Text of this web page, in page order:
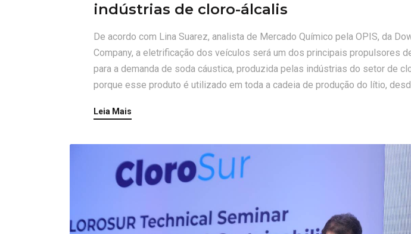
indústrias de cloro-álcalis
De acordo com Lina Suarez, analista de Mercado Químico pela OPIS, da
Company, a eletrificação dos veículos será um dos principais propulsores
para a demanda de soda cáustica, produzida pelas indústrias do setor de
porque esse produto é utilizado em toda a cadeia de produção do lítio,
Leia Mais